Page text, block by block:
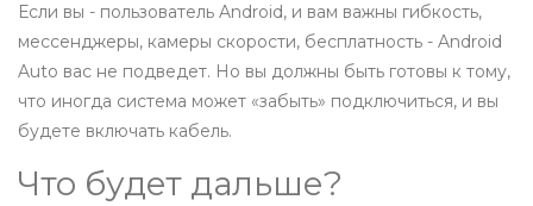
Если вы - пользователь Android, и вам важны гибкость,
мессенджеры, камеры скорости, бесплатность - Android
Auto вас не подведет. Но вы должны быть готовы к тому,
что иногда система может «забыть» подключиться, и вы
будете включать кабель.
Что будет дальше?